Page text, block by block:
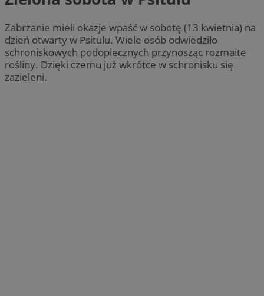
Zabrzanie mieli okazje wpaść w sobotę (13 kwietnia) na
dzień otwarty w Psitulu. Wiele osób odwiedziło
schroniskowych podopiecznych przynosząc rozmaite
rośliny. Dzięki czemu już wkrótce w schronisku się
zazieleni.